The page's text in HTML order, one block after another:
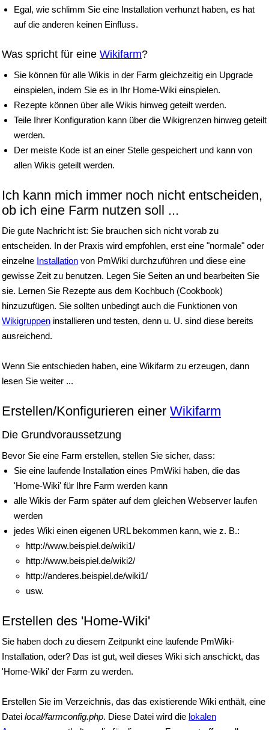
Egal, wie schlimm Sie eine Installation verhunzt haben, es hat
auf die anderen keinen Einfluss.
Was spricht für eine Wikifarm?
Sie können für alle Wikis in der Farm gleichzeitig ein Upgrade
einspielen, indem Sie es in Ihr Home-Wiki einspielen.
Rezepte können über alle Wikis hinweg geteilt werden.
Teile Ihrer Konfiguration kann über die Wikigrenzen hinweg geteilt
werden.
Der meiste Kode ist an einer Stelle gespeichert und kann von
allen Wikis geteilt werden.
Ich kann mich immer noch nicht entscheiden,
ob ich eine Farm nutzen soll ...
Die gute Nachricht ist: Sie brauchen sich nicht vorab zu
entscheiden. In der Praxis wird empfohlen, erst eine "normale" oder
einzelne Installation von PmWiki durchzuführen und diese eine
gewisse Zeit zu benutzen. Legen Sie Seiten an und bearbeiten Sie
sie. Lernen Sie Rezepte aus dem Kochbuch (Cookbook)
hinzuzufügen. Sie sollten unbedingt auch die Funktionen von
Wikigruppen installieren und testen, denn u. U. sind diese bereits
ausreichend.
Wenn Sie entschieden haben, eine Wikifarm zu erzeugen, dann
lesen Sie weiter ...
Erstellen/Konfigurieren einer Wikifarm
Die Grundvoraussetzung
Bevor Sie eine Farm erstellen, stellen Sie sicher, dass:
Sie eine laufende Installation eines PmWiki haben, die das
'Home-Wiki' für Ihre Farm werden kann
alle Wikis der Farm später auf dem gleichen Webserver laufen
werden
jedes Wiki einen eigenen URL bekommen kann, wie z. B.:
http://www.beispiel.de/wiki1/
http://www.beispiel.de/wiki2/
http://anderes.beispiel.de/wiki1/
usw.
Erstellen des 'Home-Wiki'
Sie haben doch zu diesem Zeitpunkt eine laufende PmWiki-
Installation, oder? Das ist gut, weil dieses Wiki sich anschickt, das
'Home-Wiki' der Farm zu werden.
Erstellen Sie im Verzeichnis, das das existierende Wiki enthält, eine
Datei local/farmconfig.php. Diese Datei wird die lokalen